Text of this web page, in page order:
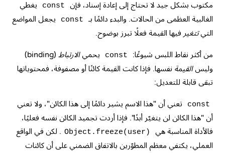
مكتوب بشكل جيد لا تحتاج إلى إعادة إسناد، فإن
const
يغطي
الغالبية العظمى من الحالات. والبدء دائمًا بـ
const
يجعل المواضع
التيتتغير فيها القيمة فعلًا تبرز بوضوح.
من أكثر نقاط اللبس شيوعًا: const يحميالارتباط
(binding)
وليسالقيمة نفسها. فإذا كانت القيمة كائنًا أو مصفوفة، فمحتوياتها
تبقى قابلة للتعديل:
const
تعني أن "هذا الاسم يشير دائمًا إلى هذا الكائن"، ولا تعني
أن "هذا الكائن لن يتغيّر أبدًا". فإذا أردت تجميد الكائن نفسه فعليًا،
فالأداة المناسبة هي
Object.freeze(user) . لكن في الواقع
العملي، يكتفي معظم المطوّرين بالاتفاق الضمني على أن كائنات